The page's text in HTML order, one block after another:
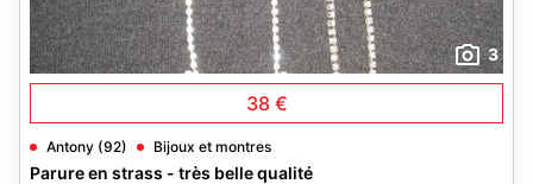
3
38 €
Antony (92) Bijoux et montres
Parure en strass - très belle qualité